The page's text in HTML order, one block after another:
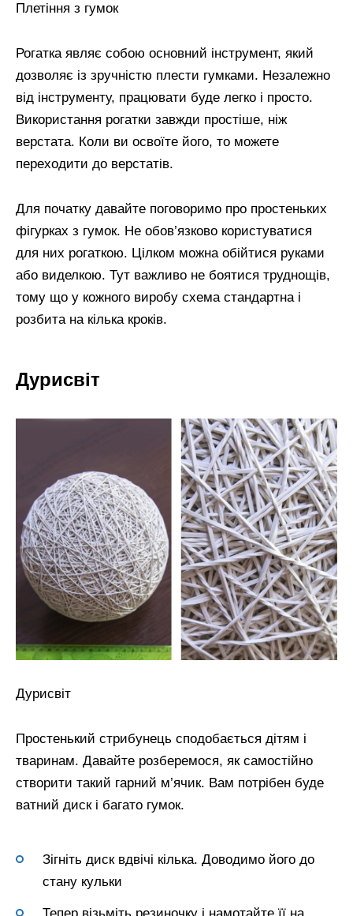
Плетіння з гумок
Рогатка являє собою основний інструмент, який
дозволяє із зручністю плести гумками. Незалежно
від інструменту, працювати буде легко і просто.
Використання рогатки завжди простіше, ніж
верстата. Коли ви освоїте його, то можете
переходити до верстатів.
Для початку давайте поговоримо про простеньких
фігурках з гумок. Не обов’язково користуватися
для них рогаткою. Цілком можна обійтися руками
або виделкою. Тут важливо не боятися труднощів,
тому що у кожного виробу схема стандартна і
розбита на кілька кроків.
Дурисвіт
Дурисвіт
Простенький стрибунець сподобається дітям і
тваринам. Давайте розберемося, як самостійно
створити такий гарний м’ячик. Вам потрібен буде
ватний диск і багато гумок.
Зігніть диск вдвічі кілька. Доводимо його до
стану кульки